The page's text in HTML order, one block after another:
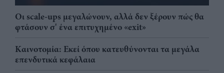
Οι scale-ups μεγαλώνουν, αλλά δεν ξέρουν πώς θα
φτάσουν σ' ένα επιτυχημένο «exit»
Καινοτομία: Εκεί όπου κατευθύνονται τα μεγάλα
επενδυτικά κεφάλαια